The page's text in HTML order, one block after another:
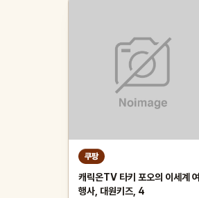
쿠팡
캐릭온TV 타키 포오의 이세계 여
행사, 대원키즈, 4